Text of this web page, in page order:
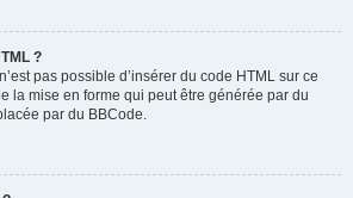
?
pas possible d’insérer du code HTML sur ce
la mise en forme qui peut être générée par du
par du BBCode.